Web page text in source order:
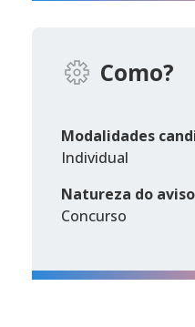
Como?
Modalidades
Individual
Natureza do aviso
Concurso